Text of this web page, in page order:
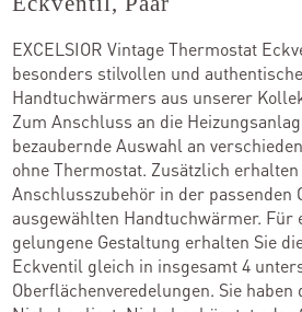
Team
Standorte
Händler
Outlet-
EXCELSIOR Vintage Thermostat
besonders stilvollen und
Handtuchwärmers aus unserer
Zum Anschluss an die
bezaubernde Auswahl an
ohne Thermostat. Zusätzlich erhalten
Anschlusszubehör in der passenden
ausgewählten Handtuchwärmer. Für
gelungene Gestaltung erhalten Sie
Eckventil gleich in insgesamt 4
Oberflächenveredelungen. Sie haben